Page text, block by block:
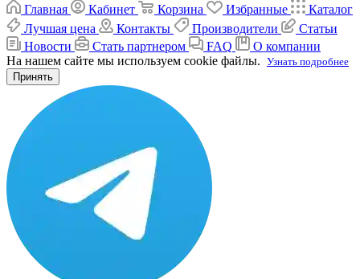
Главная
Кабинет Корзина Избранные
Каталог
Лучшая цена
Контакты Производители
Статьи
Новости
Стать партнером FAQ
О компании
На нашем сайте мы используем cookie файлы. Узнать подробнее
Принять